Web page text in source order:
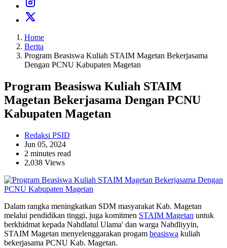
Home
Berita
Program Beasiswa Kuliah STAIM Magetan Bekerjasama
Dengan PCNU Kabupaten Magetan
Program Beasiswa Kuliah STAIM
Magetan Bekerjasama Dengan PCNU
Kabupaten Magetan
Redaksi PSID
Jun 05, 2024
2 minutes read
2,038 Views
Dalam rangka meningkatkan SDM masyarakat Kab. Magetan
melalui pendidikan tinggi, juga komitmen STAIM Magetan untuk
berkhidmat kepada Nahdlatul Ulama' dan warga Nahdliyyin,
STAIM Magetan menyelenggarakan progam beasiswa kuliah
bekerjasama PCNU Kab. Magetan.